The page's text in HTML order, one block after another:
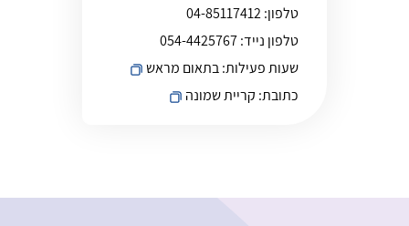
טלפון:04-85117412
טלפון נייד:054-4425767
שעות פעילות:בתאום מראש
כתובת: קריית שמונה